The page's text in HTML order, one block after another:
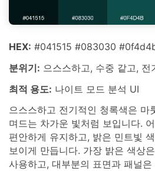
HEX: #041515 #083030
분위기: 으스스하고, 수중 같고, 전
최적 용도: 나이트 모드 분석 UI
으스스하고 전기적인 청록색은 마
며드는 차가운 빛처럼 보입니다.
편안하게 유지하고, 밝은 민트빛
보이게 만듭니다. 가장 밝은 색상
사용하고, 대부분의 표면과 패널